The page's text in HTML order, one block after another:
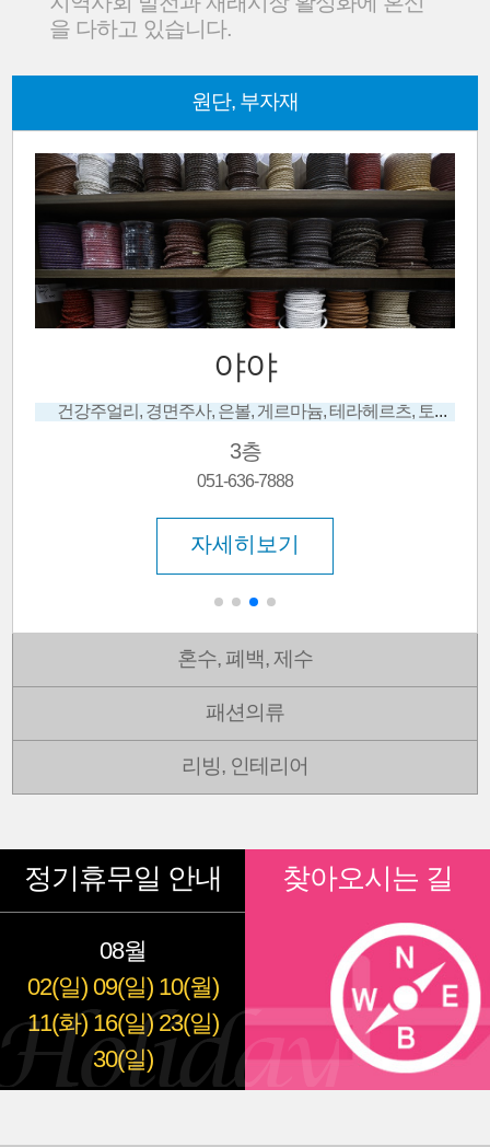
을 다하고 있습니다.
원단, 부자재
야야
건강주얼리, 경면주사, 은볼, 게르마늄, 테라헤르츠, 토르마린, 침향, 천연원석
3층
051-636-7888
자세히보기
혼수, 폐백, 제수
패션의류
리빙, 인테리어
정기휴무일 안내
08월
02(일) 09(일) 10(월)
11(화) 16(일) 23(일)
30(일)
찾아오시는 길